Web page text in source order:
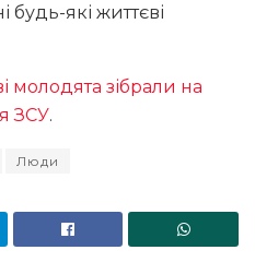
будь-які життєві
молодята зібрали на
ЗСУ.
Люди